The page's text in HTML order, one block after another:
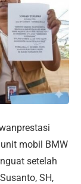
mobil BMW
setelah
SH,